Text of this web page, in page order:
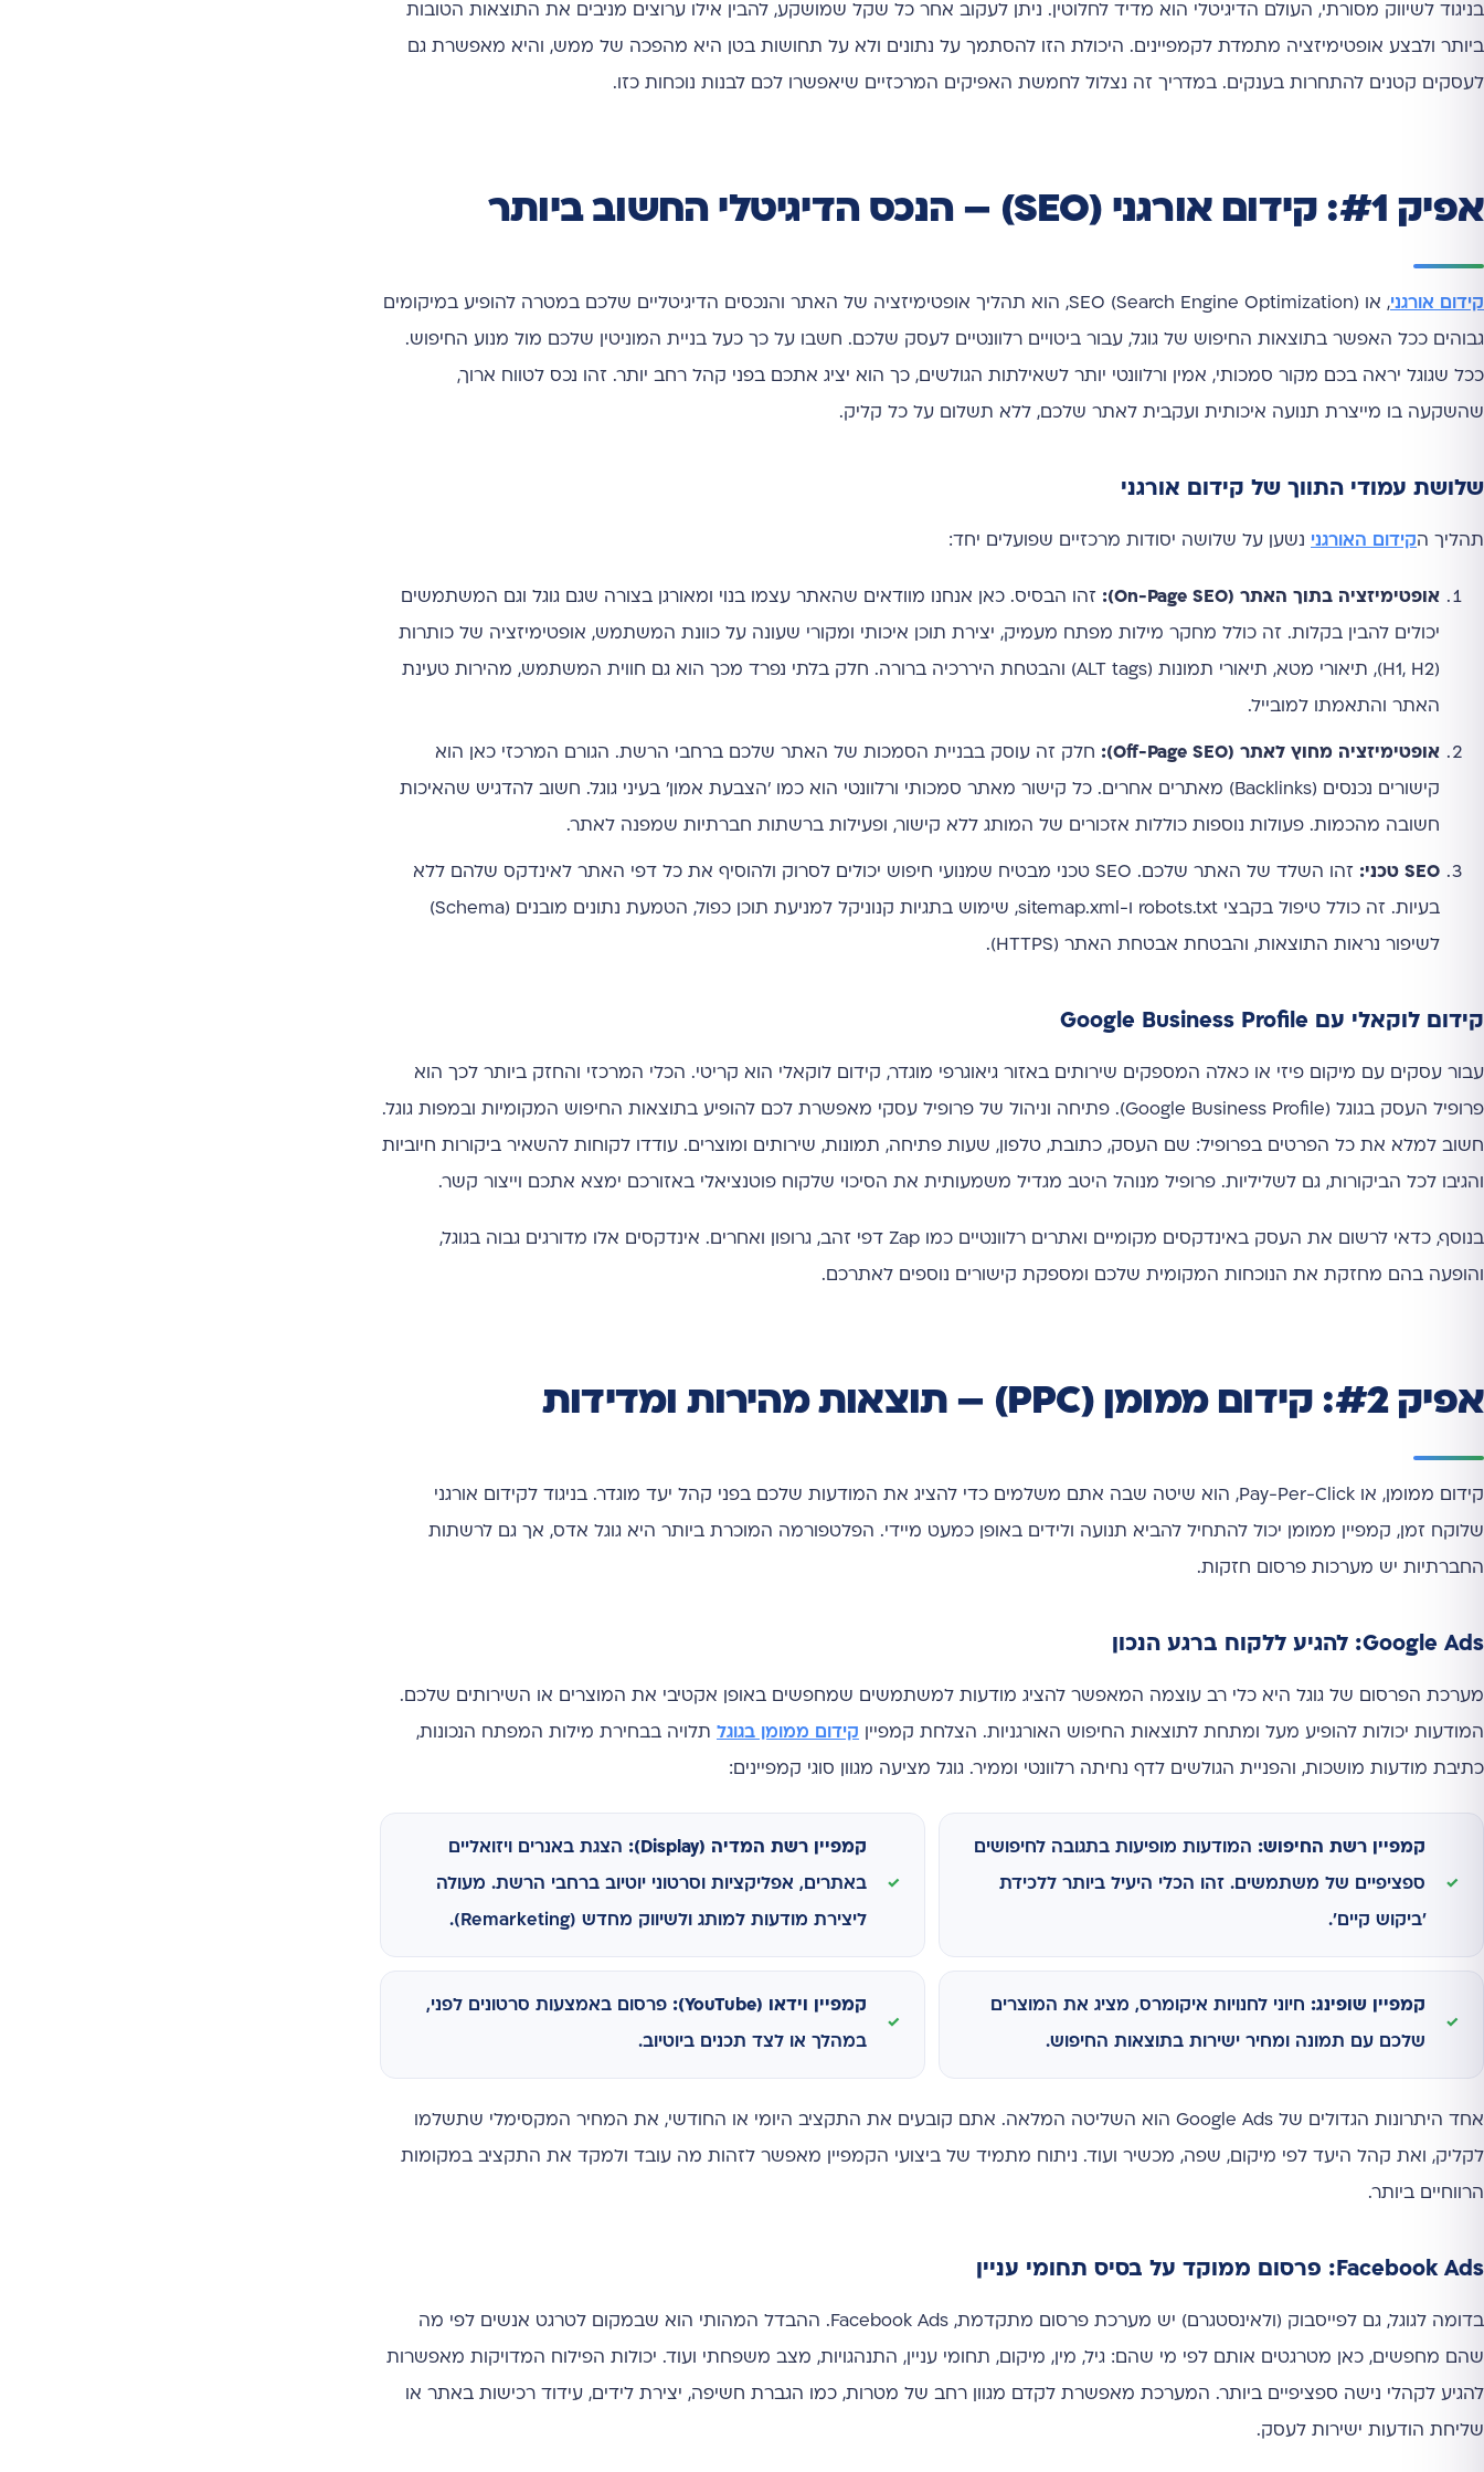
בניגוד לשיווק מסורתי, העולם הדיגיטלי הוא מדיד לחלוטין. ניתן לעקוב אחר כל שקל שמושקע, להבין אילו ערוצים מניבים את התוצאות הטובות
ביותר ולבצע אופטימיזציה מתמדת לקמפיינים. היכולת הזו להסתמך על נתונים ולא על תחושות בטן היא מהפכה של ממש, והיא מאפשרת גם
לעסקים קטנים להתחרות בענקים. במדריך זה נצלול לחמשת האפיקים המרכזיים שיאפשרו לכם לבנות נוכחות כזו.
אפיק #1: קידום אורגני (SEO) – הנכס הדיגיטלי החשוב ביותר
קידום אורגני , או SEO (Search Engine Optimization), הוא תהליך אופטימיזציה של האתר והנכסים הדיגיטליים שלכם במטרה להופיע במיקומים
גבוהים ככל האפשר בתוצאות החיפוש של גוגל, עבור ביטויים רלוונטיים לעסק שלכם. חשבו על כך כעל בניית המוניטין שלכם מול מנוע החיפוש.
ככל שגוגל יראה בכם מקור סמכותי, אמין ורלוונטי יותר לשאילתות הגולשים, כך הוא יציג אתכם בפני קהל רחב יותר. זהו נכס לטווח ארוך,
שהשקעה בו מייצרת תנועה איכותית ועקבית לאתר שלכם, ללא תשלום על כל קליק.
שלושת עמודי התווך של קידום אורגני
תהליך הקידום האורגני נשען על שלושה יסודות מרכזיים שפועלים יחד:
אופטימיזציה בתוך האתר (On-Page SEO): זהו הבסיס. כאן אנחנו מוודאים שהאתר עצמו בנוי ומאורגן בצורה שגם גוגל וגם המשתמשים
יכולים להבין בקלות. זה כולל מחקר מילות מפתח מעמיק, יצירת תוכן איכותי ומקורי שעונה על כוונת המשתמש, אופטימיזציה של כותרות
(H1, H2), תיאורי מטא, תיאורי תמונות (ALT tags) והבטחת היררכיה ברורה. חלק בלתי נפרד מכך הוא גם חווית המשתמש, מהירות טעינת
האתר והתאמתו למובייל.
אופטימיזציה מחוץ לאתר (Off-Page SEO): חלק זה עוסק בבניית הסמכות של האתר שלכם ברחבי הרשת. הגורם המרכזי כאן הוא
קישורים נכנסים (Backlinks) מאתרים אחרים. כל קישור מאתר סמכותי ורלוונטי הוא כמו 'הצבעת אמון' בעיני גוגל. חשוב להדגיש שהאיכות
חשובה מהכמות. פעולות נוספות כוללות אזכורים של המותג ללא קישור, ופעילות ברשתות חברתיות שמפנה לאתר.
SEO טכני: זהו השלד של האתר שלכם. SEO טכני מבטיח שמנועי חיפוש יכולים לסרוק ולהוסיף את כל דפי האתר לאינדקס שלהם ללא
בעיות. זה כולל טיפול בקבצי robots.txt ו-sitemap.xml, שימוש בתגיות קנוניקל למניעת תוכן כפול, הטמעת נתונים מובנים (Schema)
לשיפור נראות התוצאות, והבטחת אבטחת האתר (HTTPS).
קידום לוקאלי עם Google Business Profile
עבור עסקים עם מיקום פיזי או כאלה המספקים שירותים באזור גיאוגרפי מוגדר, קידום לוקאלי הוא קריטי. הכלי המרכזי והחזק ביותר לכך הוא
פרופיל העסק בגוגל (Google Business Profile). פתיחה וניהול של פרופיל עסקי מאפשרת לכם להופיע בתוצאות החיפוש המקומיות ובמפות גוגל.
חשוב למלא את כל הפרטים בפרופיל: שם העסק, כתובת, טלפון, שעות פתיחה, תמונות, שירותים ומוצרים. עודדו לקוחות להשאיר ביקורות חיוביות
והגיבו לכל הביקורות, גם לשליליות. פרופיל מנוהל היטב מגדיל משמעותית את הסיכוי שלקוח פוטנציאלי באזורכם ימצא אתכם וייצור קשר.
בנוסף, כדאי לרשום את העסק באינדקסים מקומיים ואתרים רלוונטיים כמו Zap דפי זהב, גרופון ואחרים. אינדקסים אלו מדורגים גבוה בגוגל,
והופעה בהם מחזקת את הנוכחות המקומית שלכם ומספקת קישורים נוספים לאתרכם.
אפיק #2: קידום ממומן (PPC) – תוצאות מהירות ומדידות
קידום ממומן, או Pay-Per-Click, הוא שיטה שבה אתם משלמים כדי להציג את המודעות שלכם בפני קהל יעד מוגדר. בניגוד לקידום אורגני
שלוקח זמן, קמפיין ממומן יכול להתחיל להביא תנועה ולידים באופן כמעט מיידי. הפלטפורמה המוכרת ביותר היא גוגל אדס, אך גם לרשתות
החברתיות יש מערכות פרסום חזקות.
Google Ads: להגיע ללקוח ברגע הנכון
מערכת הפרסום של גוגל היא כלי רב עוצמה המאפשר להציג מודעות למשתמשים שמחפשים באופן אקטיבי את המוצרים או השירותים שלכם.
המודעות יכולות להופיע מעל ומתחת לתוצאות החיפוש האורגניות. הצלחת קמפיין קידום ממומן בגוגל תלויה בבחירת מילות המפתח הנכונות,
כתיבת מודעות מושכות, והפניית הגולשים לדף נחיתה רלוונטי וממיר. גוגל מציעה מגוון סוגי קמפיינים:
קמפיין רשת החיפוש: המודעות מופיעות בתגובה לחיפושים
ספציפיים של משתמשים. זהו הכלי היעיל ביותר ללכידת
'ביקוש קיים'.
קמפיין רשת המדיה (Display): הצגת באנרים ויזואליים
באתרים, אפליקציות וסרטוני יוטיוב ברחבי הרשת. מעולה
ליצירת מודעות למותג ולשיווק מחדש (Remarketing).
קמפיין שופינג: חיוני לחנויות איקומרס, מציג את המוצרים
שלכם עם תמונה ומחיר ישירות בתוצאות החיפוש.
קמפיין וידאו (YouTube): פרסום באמצעות סרטונים לפני,
במהלך או לצד תכנים ביוטיוב.
אחד היתרונות הגדולים של Google Ads הוא השליטה המלאה. אתם קובעים את התקציב היומי או החודשי, את המחיר המקסימלי שתשלמו
לקליק, ואת קהל היעד לפי מיקום, שפה, מכשיר ועוד. ניתוח מתמיד של ביצועי הקמפיין מאפשר לזהות מה עובד ולמקד את התקציב במקומות
הרווחיים ביותר.
Facebook Ads: פרסום ממוקד על בסיס תחומי עניין
בדומה לגוגל, גם לפייסבוק (ולאינסטגרם) יש מערכת פרסום מתקדמת, Facebook Ads. ההבדל המהותי הוא שבמקום לטרגט אנשים לפי מה
שהם מחפשים, כאן מטרגטים אותם לפי מי שהם: גיל, מין, מיקום, תחומי עניין, התנהגויות, מצב משפחתי ועוד. יכולות הפילוח המדויקות מאפשרות
להגיע לקהלי נישה ספציפיים ביותר. המערכת מאפשרת לקדם מגוון רחב של מטרות, כמו הגברת חשיפה, יצירת לידים, עידוד רכישות באתר או
שליחת הודעות ישירות לעסק.